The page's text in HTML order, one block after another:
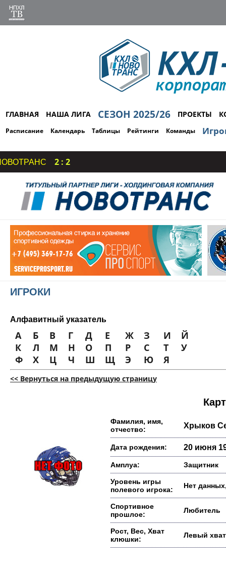
ГЛАВНАЯ НАША ЛИГА СЕЗОН 2025/26 ПРОЕКТЫ
Расписание Календарь Таблицы Рейтинги Команды
2 : 2
ИГРОКИ
Алфавитный указатель
А Б В Г Д Е Ж З И
Й
К
Л М Н О П Р С Т
У
Ф
Х Ц Ч Ш Щ Э Ю Я
<< Вернуться на предыдущую страницу
Фамилия, имя,
отчество:
Хрыков
Дата рождения: 20 июня
Амплуа: Защитник
Уровень игры
полевого игрока:
Нет
Спортивное
прошлое:
Любитель
Рост, Вес, Хват
клюшки:
Левый хват